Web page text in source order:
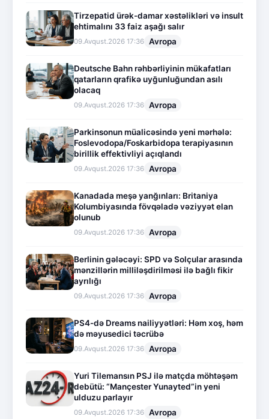
Tirzepatid ürək-damar xəstəlikləri və insult
ehtimalını 33 faiz aşağı salır
09.Avqust.2026 17:36 Avropa
Deutsche Bahn rəhbərliyinin mükafatları
qatarların qrafikə uyğunluğundan asılı
olacaq
09.Avqust.2026 17:36 Avropa
Parkinsonun müalicəsində yeni mərhələ:
Foslevodopa/Foskarbidopa terapiyasının
birillik effektivliyi açıqlandı
09.Avqust.2026 17:36 Avropa
Kanadada meşə yanğınları: Britaniya
Kolumbiyasında fövqəladə vəziyyət elan
olunub
09.Avqust.2026 17:36 Avropa
Berlinin gələcəyi: SPD və Solçular arasında
mənzillərin milliləşdirilməsi ilə bağlı fikir
ayrılığı
09.Avqust.2026 17:36 Avropa
PS4-də Dreams nailiyyətləri: Həm xoş, həm
də məyusedici təcrübə
09.Avqust.2026 17:36 Avropa
Yuri Tilemansın PSJ ilə matçda möhtəşəm
debütü: “Mançester Yunayted”in yeni
ulduzu parlayır
09.Avqust.2026 17:36 Avropa